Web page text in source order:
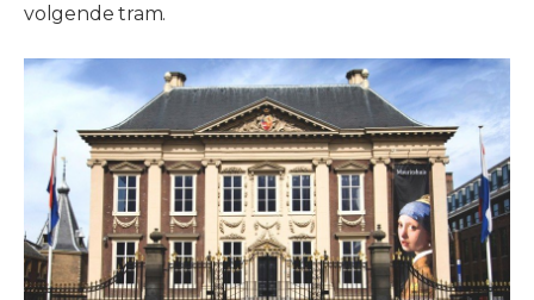
volgende tram.